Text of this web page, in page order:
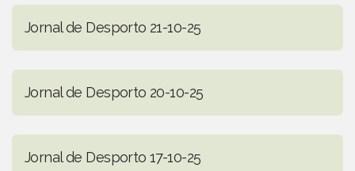
Jornal de Desporto 21-10-25
Jornal de Desporto 20-10-25
Jornal de Desporto 17-10-25